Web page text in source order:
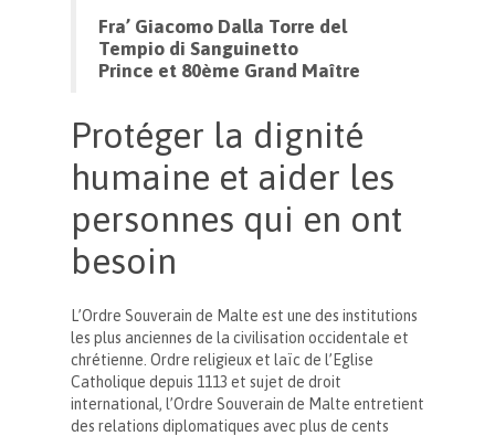
Fra’ Giacomo Dalla Torre del
Tempio di Sanguinetto
Prince et 80ème Grand Maître
Protéger la dignité
humaine et aider les
personnes qui en ont
besoin
L’Ordre Souverain de Malte est une des institutions
les plus anciennes de la civilisation occidentale et
chrétienne. Ordre religieux et laïc de l’Eglise
Catholique depuis 1113 et sujet de droit
international, l’Ordre Souverain de Malte entretient
des relations diplomatiques avec plus de cents